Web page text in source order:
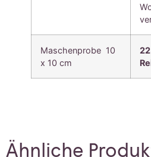
Maschenprobe 10
x 10 cm
Ähnliche